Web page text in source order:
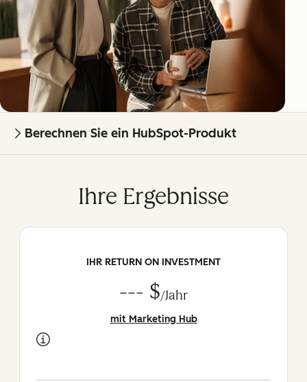
Berechnen Sie ein HubSpot-Produkt
Ihre Ergebnisse
IHR RETURN ON INVESTMENT
--- $/Jahr
mit Marketing Hub